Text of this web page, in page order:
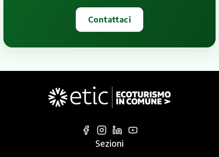
Contattaci
Sezioni